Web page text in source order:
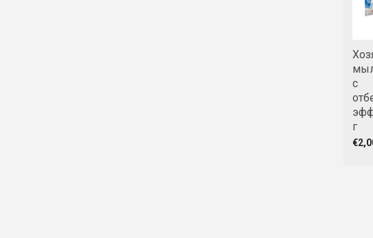
с
г